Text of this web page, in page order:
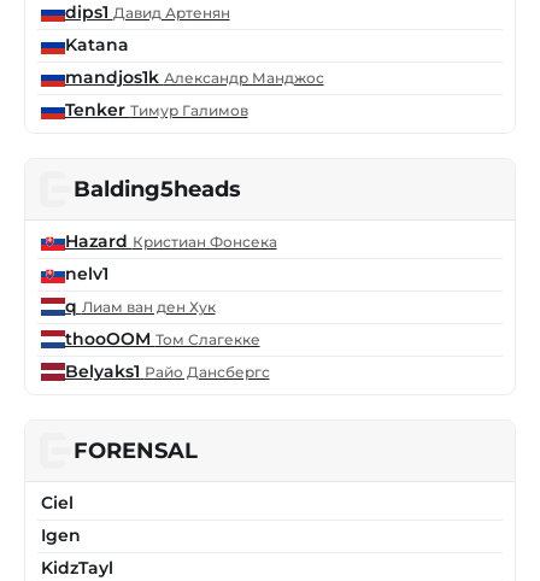
dips1 Давид Артенян
Katana
mandjos1k Александр Манджос
Tenker Тимур Галимов
Balding5heads
Hazard Кристиан Фонсека
nelv1
q Лиам ван ден Хук
thooOOM Том Слагекке
Belyaks1 Райо Дансбергс
FORENSAL
Ciel
Igen
KidzTayl